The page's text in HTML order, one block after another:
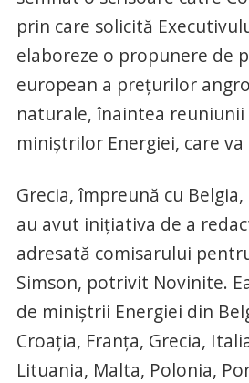
prin care solicită
elaboreze o propunere de
european a prețurilor
naturale, înaintea reuniunii
miniștrilor Energiei, care va
Grecia, împreună cu
au avut inițiativa de a
adresată comisarului
Simson, potrivit Novinite.
de miniștrii Energiei din
Croația, Franța, Grecia,
Lituania, Malta, Polonia,